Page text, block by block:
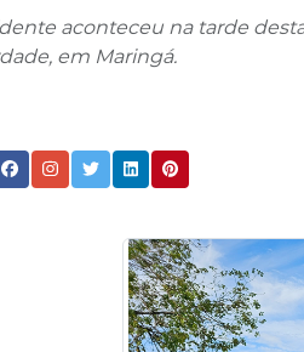
aconteceu na tarde
em Maringá.